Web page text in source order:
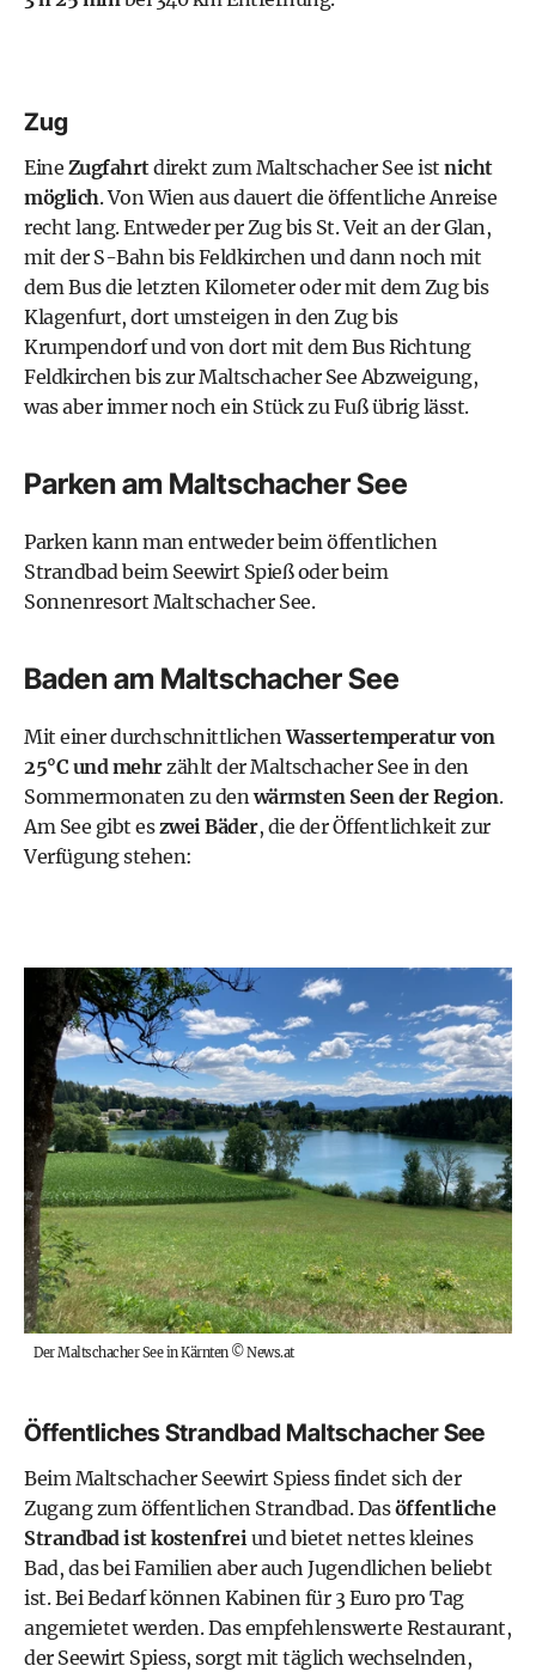
Zug
Eine Zugfahrtdirekt zum Maltschacher See ist nicht
möglich. Von Wien aus dauert die öffentliche Anreise
recht lang. Entweder per Zug bis St. Veit an der Glan,
mit der S-Bahn bis Feldkirchen und dann noch mit
dem Bus die letzten Kilometer oder mit dem Zug bis
Klagenfurt, dort umsteigen in den Zug bis
Krumpendorf und von dort mit dem Bus Richtung
Feldkirchen bis zur Maltschacher See Abzweigung,
was aber immer noch ein Stück zu Fuß übrig lässt.
Parken am Maltschacher See
Parken kann man entweder beim öffentlichen
Strandbad beim Seewirt Spieß oder beim
Sonnenresort Maltschacher See.
Baden am Maltschacher See
Mit einer durchschnittlichenWassertemperatur von
25°C und mehrzählt der Maltschacher See in den
Sommermonaten zu denwärmsten Seen der Region.
Am See gibt eszwei Bäder, die der Öffentlichkeit zur
Verfügung stehen:
Der Maltschacher See in Kärnten©News.at
Öffentliches Strandbad Maltschacher See
BeimMaltschacher Seewirt Spiessfindet sich der
Zugang zum öffentlichen Strandbad. Dasöffentliche
Strandbad ist kostenfreiund bietet nettes kleines
Bad, das bei Familien aber auch Jugendlichen beliebt
ist. Bei Bedarf können Kabinen für 3 Euro pro Tag
angemietet werden. Das empfehlenswerte Restaurant,
der Seewirt Spiess, sorgt mit täglich wechselnden,